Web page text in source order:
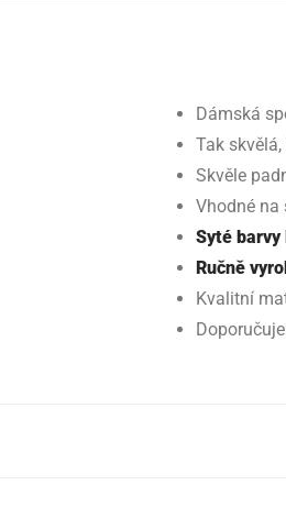
Dámská
Tak
Skvěle
Vhodné na
Syté
Ručně
Kvalitní